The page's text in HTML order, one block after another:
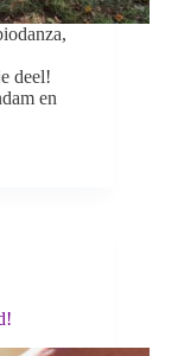
deel!
en